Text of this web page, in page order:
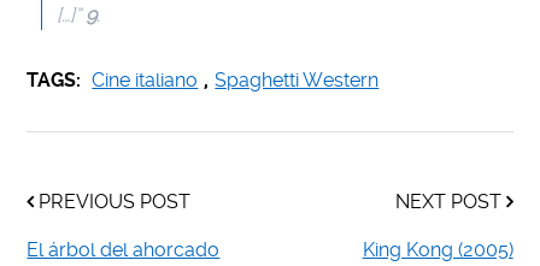
[…]”9.
TAGS: Cine italiano , Spaghetti Western
PREVIOUS POST
El árbol del ahorcado
NEXT POST
King Kong (2005)